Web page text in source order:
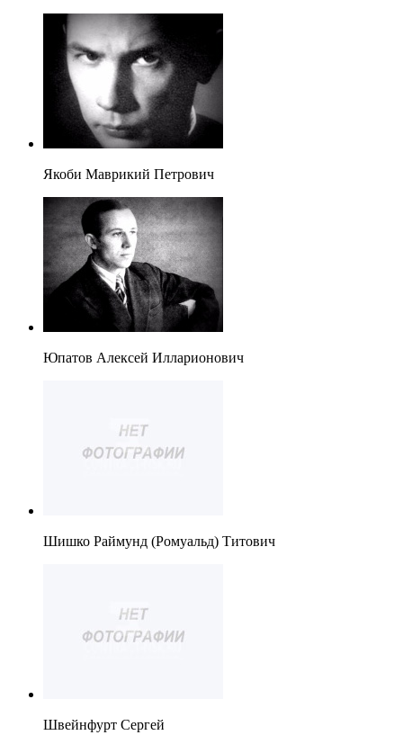
Якоби Маврикий Петрович
Юпатов Алексей Илларионович
Шишко Раймунд (Ромуальд) Титович
Швейнфурт Сергей